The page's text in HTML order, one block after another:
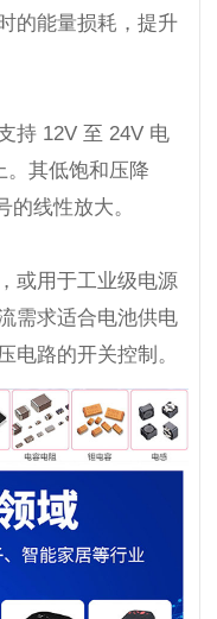
的能量损耗，提升
持 12V 至 24V 电
。其低饱和压降
线性放大。
或用于工业级电源
需求适合电池供电
电路的开关控制。